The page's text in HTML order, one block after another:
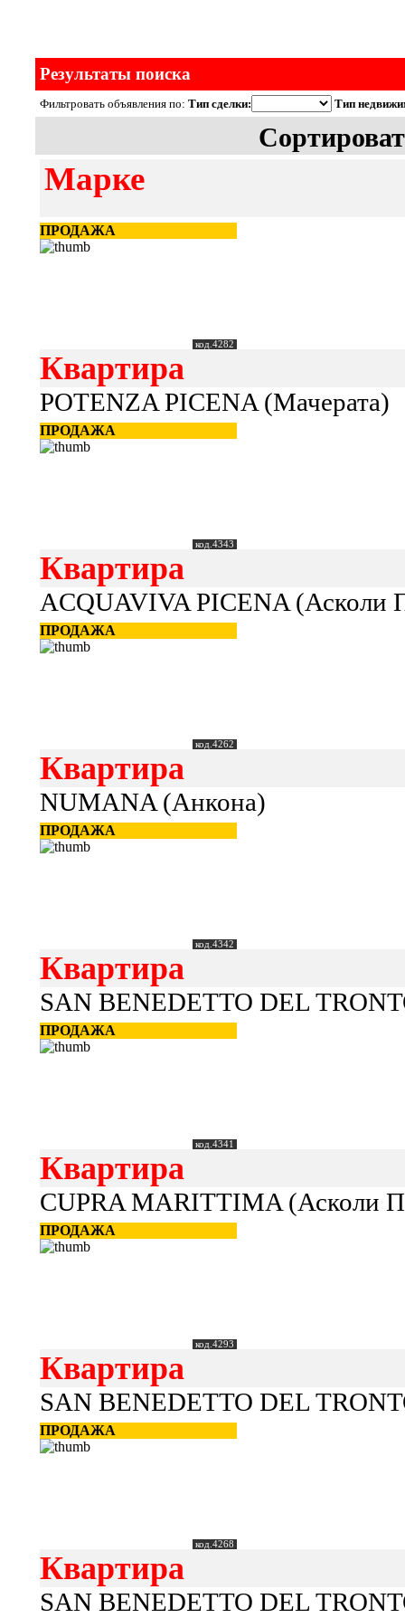
Результаты поиска
Фильтровать объявления по: Тип сделки: Тип
Марке
ПРОДАЖА
код.4282
Квартира
POTENZA PICENA (Мачерата)
ПРОДАЖА
код.4343
Квартира
ACQUAVIVA PICENA (Асколи
ПРОДАЖА
код.4262
Квартира
NUMANA (Анкона)
ПРОДАЖА
код.4342
Квартира
SAN BENEDETTO DEL
ПРОДАЖА
код.4341
Квартира
CUPRA MARITTIMA (Асколи
ПРОДАЖА
код.4293
Квартира
SAN BENEDETTO DEL
ПРОДАЖА
код.4268
Квартира
SAN BENEDETTO DEL